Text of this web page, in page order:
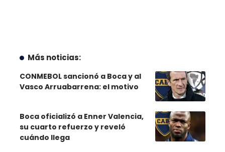
Más noticias:
CONMEBOL sancionó a Boca y al
Vasco Arruabarrena: el motivo
Boca oficializó a Enner Valencia,
su cuarto refuerzo y reveló
cuándo llega